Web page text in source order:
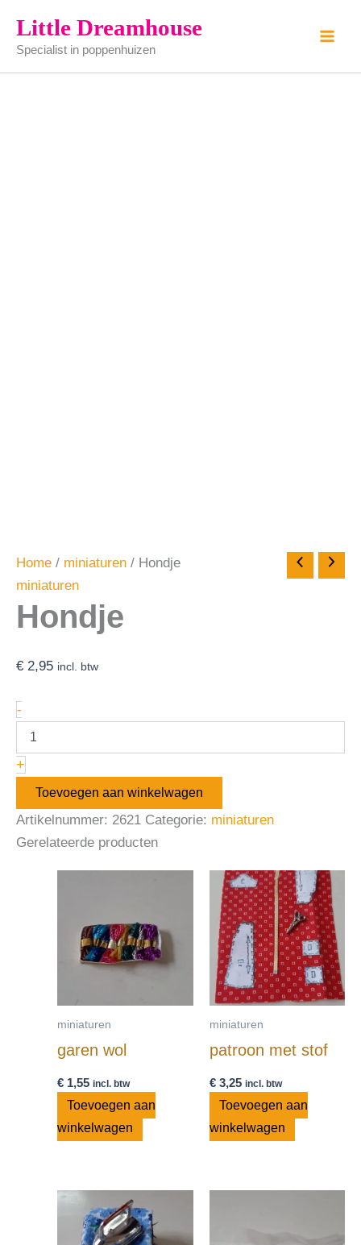
naar
inhoud
Little Dreamhouse
Specialist in poppenhuizen
Home / miniaturen / Hondje
miniaturen
Hondje
€ 2,95 incl. btw
-
aantal
+
Toevoegen aan winkelwagen
Artikelnummer: 2621 Categorie: miniaturen
Gerelateerde producten
miniaturen
garen wol
€ 1,55 incl. btw
Toevoegen aan
winkelwagen
miniaturen
patroon met stof
€3,25 incl. btw
Toevoegen aan
winkelwagen